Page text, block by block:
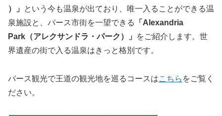
）」
という今も温泉が出ており、唯一入ることができる温
泉施設と、バース市街を一望できる
「Alexandria
Park（アレクサンドラ・パーク）」
をご紹介します。世
界遺産の街で入る温泉はきっと格別です。
バース観光で王道の観光地を巡るコースはこちら をご覧く
ださい。